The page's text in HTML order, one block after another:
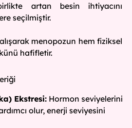
artan besin ihtiyacını
seçilmiştir.
menopozun hem fiziksel
hafifletir.
Ekstresi: Hormon seviyelerini
olur, enerji seviyesini